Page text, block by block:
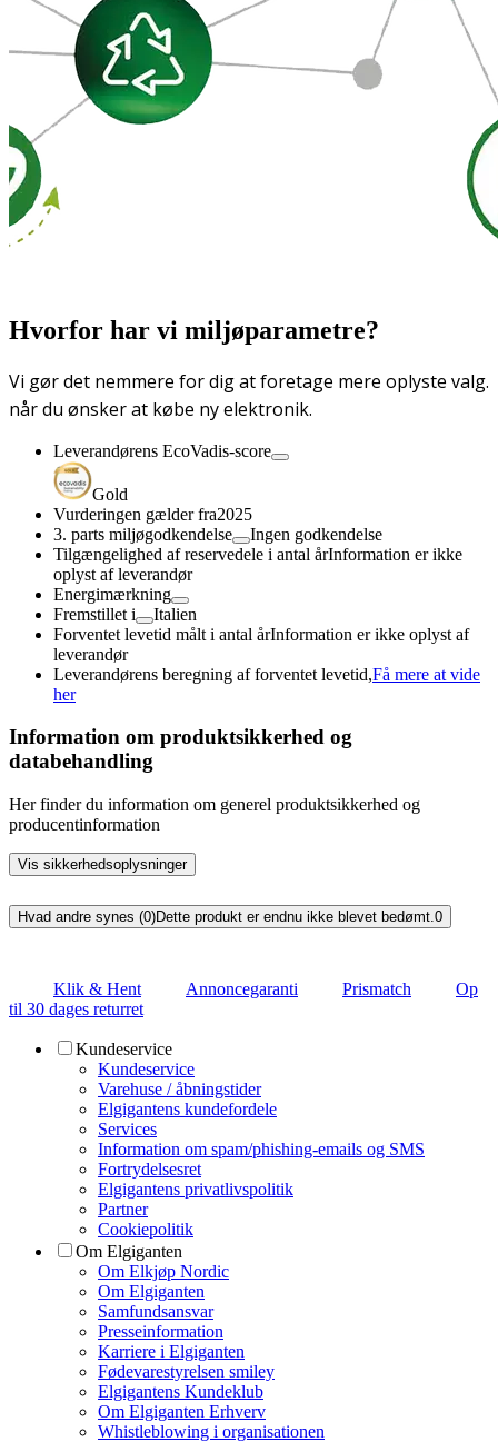
Hvorfor har vi miljøparametre?
Vi gør det nemmere for dig at foretage mere oplyste valg.
når du ønsker at købe ny elektronik.
Leverandørens EcoVadis-score
Gold
Vurderingen gælder fra2025
3. parts miljøgodkendelse
Ingen godkendelse
Tilgængelighed af reservedele i antal årInformation er ikke
oplyst af leverandør
Energimærkning
Fremstillet i
Italien
Forventet levetid målt i antal årInformation er ikke oplyst af
leverandør
Leverandørens beregning af forventet levetid,Få mere at vide
her
Information om produktsikkerhed og
databehandling
Her finder du information om generel produktsikkerhed og
producentinformation
Vis sikkerhedsoplysninger
Hvad andre synes (0)Dette produkt er endnu ikke blevet bedømt.0
Klik & Hent Annoncegaranti Prismatch
Op
til 30 dages returret
Kundeservice
Kundeservice
Varehuse / åbningstider
Elgigantens kundefordele
Services
Information om spam/phishing-emails og SMS
Fortrydelsesret
Elgigantens privatlivspolitik
Partner
Cookiepolitik
Om Elgiganten
Om Elkjøp Nordic
Om Elgiganten
Samfundsansvar
Presseinformation
Karriere i Elgiganten
Fødevarestyrelsen smiley
Elgigantens Kundeklub
Om Elgiganten Erhverv
Whistleblowing i organisationen